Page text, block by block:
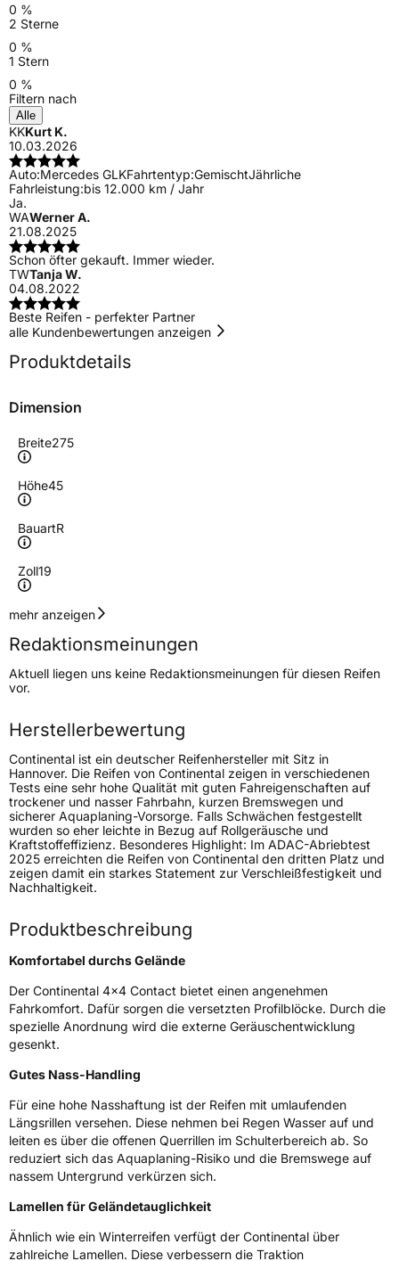
0 %
2 Sterne
0 %
1 Stern
0 %
Filtern nach
Alle
KKKurt K.
10.03.2026
Auto:Mercedes GLKFahrtentyp:GemischtJährliche
Fahrleistung:bis 12.000 km / Jahr
Ja.
WAWerner A.
21.08.2025
Schon öfter gekauft. Immer wieder.
TWTanja W.
04.08.2022
Beste Reifen - perfekter Partner
alle Kundenbewertungen anzeigen
Produktdetails
Dimension
Breite275
Höhe45
BauartR
Zoll19
Geschwindigkeitsindex
Höchstgeschwindigkeit
240 km/h
Lastindex108
Höchstlast1000 kg
Gewicht (in kg) 16,000 kg
Generelle Merkmale
FahrzeugtypSUV
VerwendungSommerreifen
Modellname4X4 Contact
Weitere Eigenschaften
SchlauchtypTL
Zustand Neureifen
M+S Ja
VerstärktXL
FelgenschutzFR
EU Label
mehr anzeigen
Redaktionsmeinungen
Aktuell liegen uns keine Redaktionsmeinungen für diesen Reifen
vor.
Herstellerbewertung
Continental ist ein deutscher Reifenhersteller mit Sitz in
Hannover. Die Reifen von Continental zeigen in verschiedenen
Tests eine sehr hohe Qualität mit guten Fahreigenschaften auf
trockener und nasser Fahrbahn, kurzen Bremswegen und
sicherer Aquaplaning-Vorsorge. Falls Schwächen festgestellt
wurden so eher leichte in Bezug auf Rollgeräusche und
Kraftstoffeffizienz. Besonderes Highlight: Im ADAC-Abriebtest
2025 erreichten die Reifen von Continental den dritten Platz und
zeigen damit ein starkes Statement zur Verschleißfestigkeit und
Nachhaltigkeit.
Produktbeschreibung
Komfortabel durchs Gelände
Der Continental 4x4 Contact bietet einen angenehmen
Fahrkomfort. Dafür sorgen die versetzten Profilblöcke. Durch die
spezielle Anordnung wird die externe Geräuschentwicklung
gesenkt.
Gutes Nass-Handling
Für eine hohe Nasshaftung ist der Reifen mit umlaufenden
Längsrillen versehen. Diese nehmen bei Regen Wasser auf und
leiten es über die offenen Querrillen im Schulterbereich ab. So
reduziert sich das Aquaplaning-Risiko und die Bremswege auf
nassem Untergrund verkürzen sich.
Lamellen für Geländetauglichkeit
Ähnlich wie ein Winterreifen verfügt der Continental über
zahlreiche Lamellen. Diese verbessern die Traktion